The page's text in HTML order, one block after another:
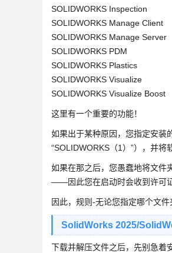
SOLIDWORKS Inspection
SOLIDWORKS Manage Client
SOLIDWORKS Manage Server
SOLIDWORKS PDM
SOLIDWORKS Plastics
SOLIDWORKS Visualize
SOLIDWORKS Visualize Boost
这里有一个重要的功能！
如果出于某种原因，您指定安装
“SOLIDWORKS（1）”），并
如果在那之后，您愚蠢地将文件
——因此您在启动时会收到许可
因此，规则-无论您指定哪个文
SolidWorks 2025/
下载并解压文件之后，先别急着